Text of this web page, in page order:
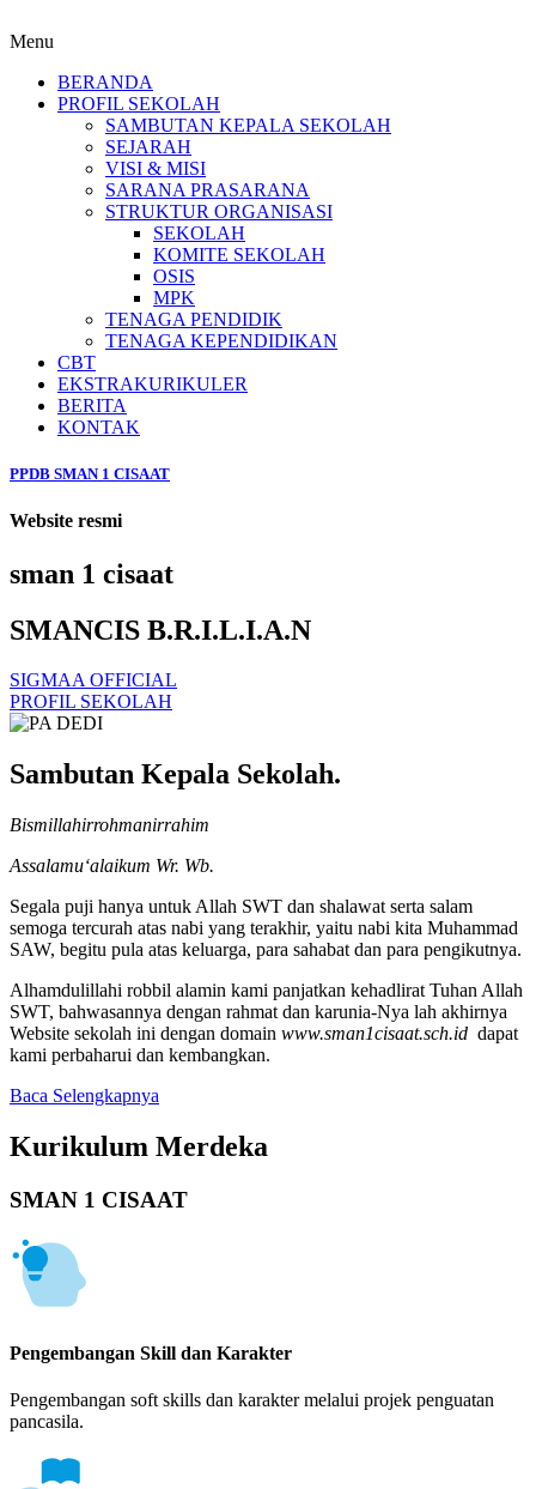
Menu
BERANDA
PROFIL SEKOLAH
SAMBUTAN KEPALA SEKOLAH
SEJARAH
VISI & MISI
SARANA PRASARANA
STRUKTUR ORGANISASI
SEKOLAH
KOMITE SEKOLAH
OSIS
MPK
TENAGA PENDIDIK
TENAGA KEPENDIDIKAN
CBT
EKSTRAKURIKULER
BERITA
KONTAK
PPDB SMAN 1 CISAAT
Website resmi
sman 1 cisaat
SMANCIS B.R.I.L.I.A.N
SIGMAA OFFICIAL
PROFIL SEKOLAH
Sambutan Kepala Sekolah.
Bismillahirrohmanirrahim
Assalamu‘alaikum Wr. Wb.
Segala puji hanya untuk Allah SWT dan shalawat serta salam
semoga tercurah atas nabi yang terakhir, yaitu nabi kita Muhammad
SAW, begitu pula atas keluarga, para sahabat dan para pengikutnya.
Alhamdulillahi robbil alamin kami panjatkan kehadlirat Tuhan Allah
SWT, bahwasannya dengan rahmat dan karunia-Nya lah akhirnya
Website sekolah ini dengan domain www.sman1cisaat.sch.id dapat
kami perbaharui dan kembangkan.
Baca Selengkapnya
Kurikulum Merdeka
SMAN 1 CISAAT
Pengembangan Skill dan Karakter
Pengembangan soft skills dan karakter melalui projek penguatan
pancasila.